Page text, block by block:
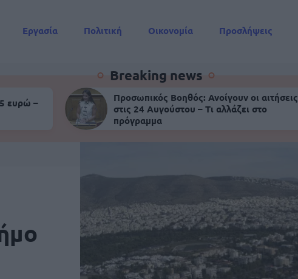
Εργασία Πολιτική Οικονομία Προσλήψεις
Breaking news
ευρώ –
Προσωπικός Βοηθός: Ανοίγουν οι αιτήσεις
στις 24 Αυγούστου – Τι αλλάζει στο
πρόγραμμα